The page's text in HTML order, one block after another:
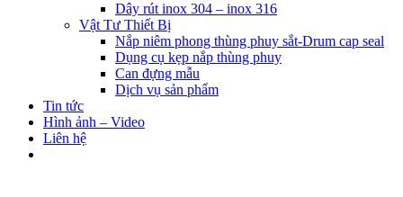
Dây rút inox 304 – inox 316
Vật Tư Thiết Bị
Nắp niêm phong thùng phuy sắt-Drum cap seal
Dụng cụ kẹp nắp thùng phuy
Can đựng mẫu
Dịch vụ sản phẩm
Tin tức
Hình ảnh – Video
Liên hệ